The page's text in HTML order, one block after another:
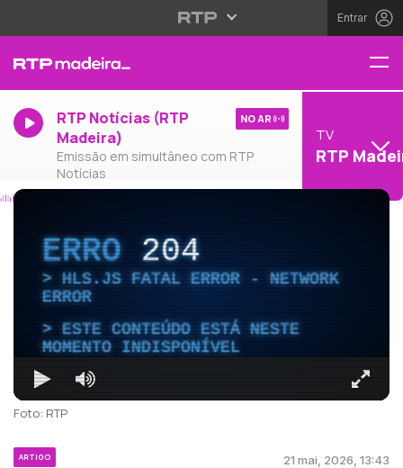
Entrar
RTP Notícias (RTP
Madeira)
Emissão em simultâneo com RTP
Notícias
NO AR
TV
RTP
ERRO204
HLS.JS FATAL ERROR - NETWORK
ERROR
ESTE CONTEÚDO ESTÁ NESTE
MOMENTO INDISPONÍVEL
Foto: RTP
ARTIGO 21 mai, 2026, 13:43